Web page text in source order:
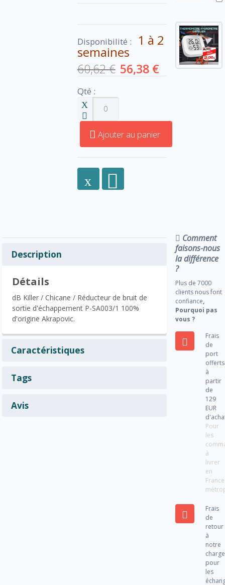
Disponibilité : 1 à 2
semaines
60,62 € 56,38 €
Qté :
Ajouter au panier
Description
Détails
dB Killer / Chicane / Réducteur de bruit de
sortie d'échappement P-SA003/1 100%
d'origine Akrapovic.
Caractéristiques
Tags
Avis
Comment
faisons-nous
la différence
?
Plus de 7000
clients nous font
confiance,
Pourquoi pas
vous ?
Frais
de
port
offerts
à
partir
de
129
EUR
Pour
les
à
livrer
en
France
Frais
de
retour
à
notre
charge
pour
les